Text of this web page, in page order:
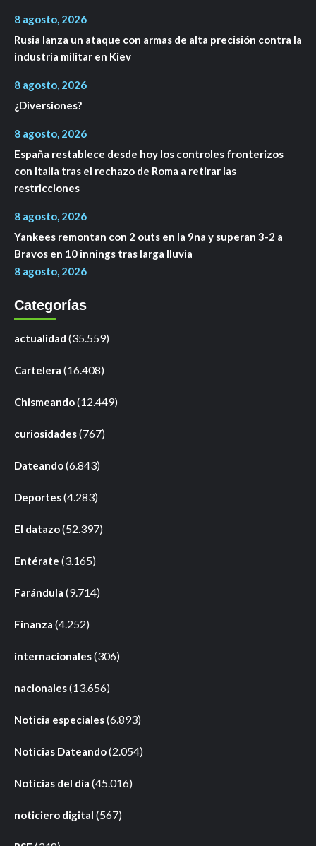
8 agosto, 2026
Rusia lanza un ataque con armas de alta precisión contra la
industria militar en Kiev
8 agosto, 2026
¿Diversiones?
8 agosto, 2026
España restablece desde hoy los controles fronterizos
con Italia tras el rechazo de Roma a retirar las
restricciones
8 agosto, 2026
Yankees remontan con 2 outs en la 9na y superan 3-2 a
Bravos en 10 innings tras larga lluvia
8 agosto, 2026
Categorías
actualidad (35.559)
Cartelera (16.408)
Chismeando(12.449)
curiosidades(767)
Dateando(6.843)
Deportes(4.283)
El datazo(52.397)
Entérate (3.165)
Farándula (9.714)
Finanza (4.252)
internacionales(306)
nacionales(13.656)
Noticia especiales(6.893)
Noticias Dateando(2.054)
Noticias del día (45.016)
noticiero digital (567)